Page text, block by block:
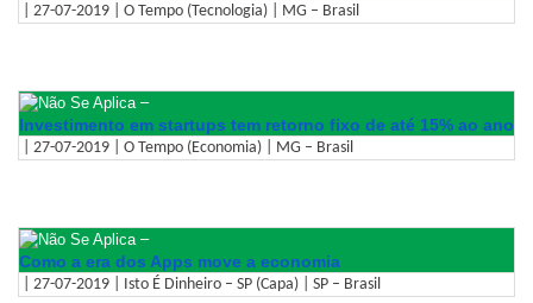
| 27-07-2019 | O Tempo (Tecnologia) | MG – Brasil
–
Investimento em startups tem retorno fixo de até 15% ao ano
| 27-07-2019 | O Tempo (Economia) | MG – Brasil
–
Como a era dos Apps move a economia
| 27-07-2019 | Isto É Dinheiro – SP (Capa) | SP – Brasil